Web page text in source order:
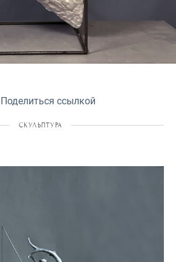
Поделиться ссылкой
СКУЛЬПТУРА